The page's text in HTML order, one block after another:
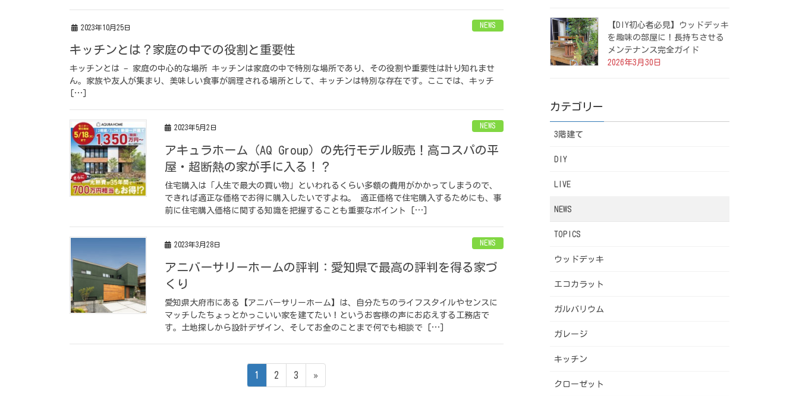
2023年10月25日 NEWS
キッチンとは？家庭の中での役割と重要性
キッチンとは – 家庭の中心的な場所 キッチンは家庭の中で特別な場所であり、その役割や重要性は計り知れませ
ん。家族や友人が集まり、美味しい食事が調理される場所として、キッチンは特別な存在です。ここでは、キッチ
[…]
2023年5月2日 NEWS
アキュラホーム（AQ Group）の先行モデル販売！高コスパの平
屋・超断熱の家が手に入る！？
住宅購入は「人生で最大の買い物」といわれるくらい多額の費用がかかってしまうので、
できれば適正な価格でお得に購入したいですよね。 適正価格で住宅購入するためにも、事
前に住宅購入価格に関する知識を把握することも重要なポイント […]
2023年3月28日 NEWS
アニバーサリーホームの評判：愛知県で最高の評判を得る家づ
くり
愛知県大府市にある【アニバーサリーホーム】は、自分たちのライフスタイルやセンスに
マッチしたちょっとかっこいい家を建てたい！というお客様の声にお応えする工務店で
す。土地探しから設計デザイン、そしてお金のことまで何でも相談で […]
1 2 3 »
【DIY初心者必見】ウッドデッキ
を趣味の部屋に！長持ちさせる
メンテナンス完全ガイド
2026年3月30日
カテゴリー
3階建て
DIY
LIVE
NEWS
TOPICS
ウッドデッキ
エコカラット
ガルバリウム
ガレージ
キッチン
クローゼット